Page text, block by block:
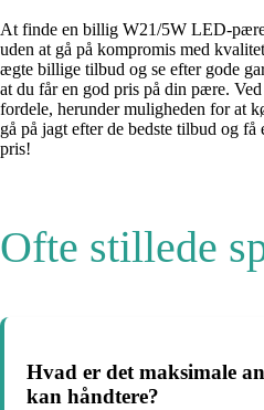
At finde en billig W21/5W LED-
uden at gå på kompromis med
ægte billige tilbud og se efter gode
at du får en god pris på din pære.
fordele, herunder muligheden for at
gå på jagt efter de bedste tilbud og
pris!
Ofte stillede
Hvad er det maksimale
kan håndtere?